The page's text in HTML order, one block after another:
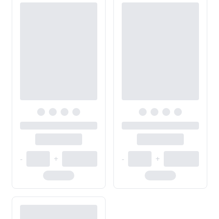
- + - +